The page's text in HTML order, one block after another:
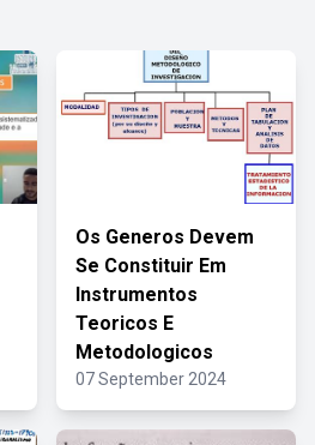
Os Generos Devem
Se Constituir Em
Instrumentos
Teoricos E
Metodologicos
07 September 2024